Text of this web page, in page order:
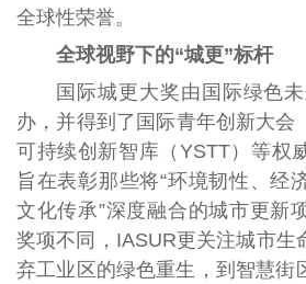
全球性荣誉。
全球视野下的“城更”标杆
国际城更大奖由国际绿色
办，并得到了国际青年创新大会
可持续创新智库（YSTT）等权
旨在表彰那些将“环境韧性、经
文化传承”深度融合的城市更新
奖项不同，IASUR更关注城市
弃工业区的绿色重生，到智慧街